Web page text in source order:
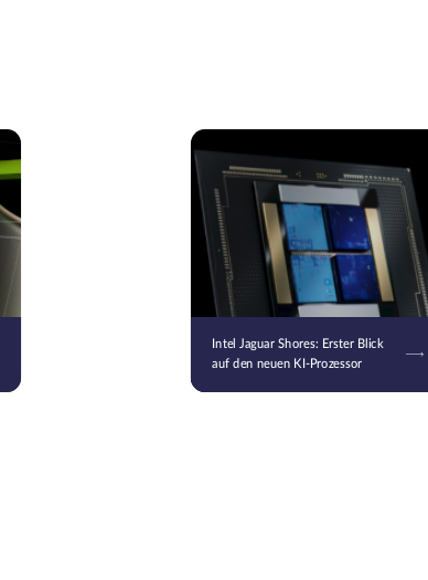
Intel Jaguar Shores: Erster Blick
auf den neuen KI-Prozessor